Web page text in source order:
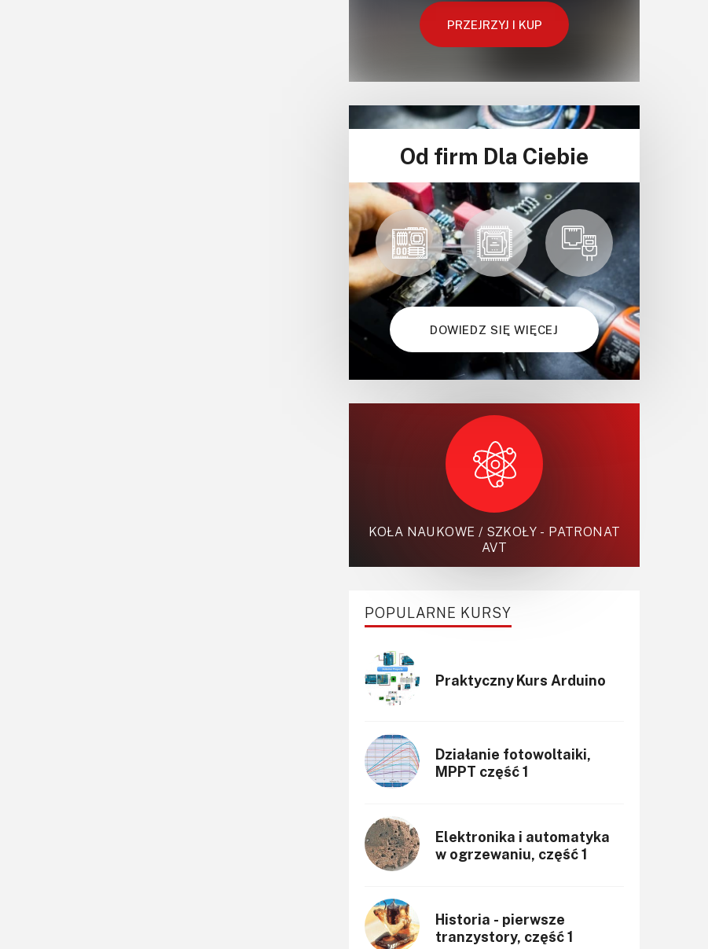
PRZEJRZYJ I KUP
Od firm Dla Ciebie
DOWIEDZ SIĘ WIĘCEJ
KOŁA NAUKOWE / SZKOŁY - PATRONAT
AVT
POPULARNE KURSY
Praktyczny Kurs Arduino
Działanie fotowoltaiki,
MPPT część 1
Elektronika i automatyka
w ogrzewaniu, część 1
Historia - pierwsze
tranzystory, część 1